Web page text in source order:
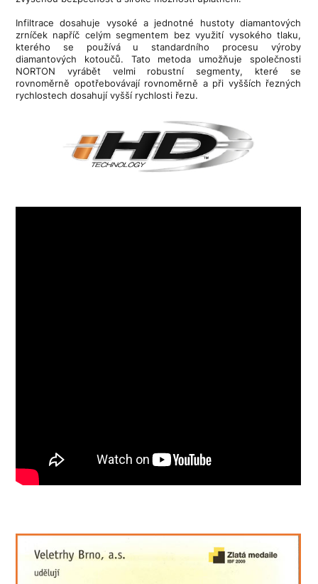
Infiltrace dosahuje vysoké a jednotné hustoty diamantových
zrníček napříč celým segmentem bez využití vysokého tlaku,
kterého se používá u standardního procesu výroby
diamantových kotoučů. Tato metoda umožňuje společnosti
NORTON vyrábět velmi robustní segmenty, které se
rovnoměrně opotřebovávají rovnoměrně a při vyšších řezných
rychlostech dosahují vyšší rychlosti řezu.